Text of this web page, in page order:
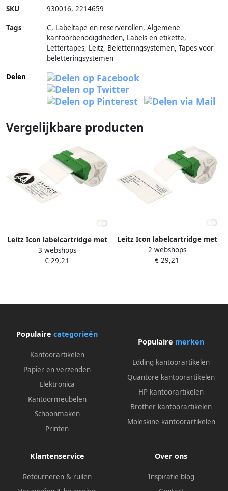
SKU 930016, 2214659
Tags
C, Labeltape en reserverollen, Algemene
kantoorbenodigdheden, Labels en etikette,
Lettertapes, Leitz, Beletteringsystemen, Tapes voor
beletteringsystemen
Delen
Vergelijkbare producten
Leitz Icon labelcartridge met
gestanste grote adreslabels
ft 36 x 88 mm 600 labels
3 webshops
€ 29,21
Leitz Icon labelcartridge met
gestanste grote adreslabels
ft 59 x 102 mm 225 labels
2 webshops
€ 29,21
Populaire categorieën
Kantoorartikelen
Papier en verzenden
Elektronica
Kantoormeubelen
Schoonmaken
Printen
Populaire merken
Edding kantoorartikelen
Quantore kantoorartikelen
HP kantoorartikelen
Brother kantoorartikelen
Moleskine kantoorartikelen
Klantenservice
Retourneren & ruilen
Over ons
Inspiratie blog